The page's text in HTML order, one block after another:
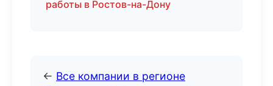
работы в Ростов-на-Дону
← Все компании в регионе